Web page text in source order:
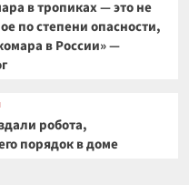
в тропиках — это не
по степени опасности,
в России» —
робота,
порядок в доме